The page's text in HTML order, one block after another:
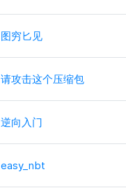
图穷匕见
请攻击这个压缩包
逆向入门
easy_nbt